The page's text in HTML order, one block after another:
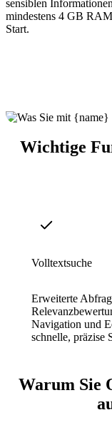
sensiblen
mindestens 4 GB
Start.
Wichtige
Volltextsuche
Erweiterte
Navigation und
schnelle, präzise
Warum Sie